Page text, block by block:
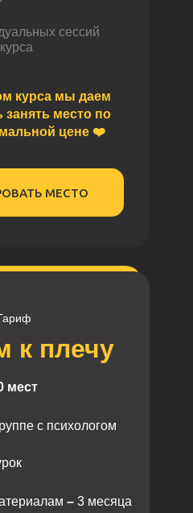
с психологом
– 3 месяца
мест
курса мы даем
занять место по
цене ❤️
к плечу
сессий
МЕСТО